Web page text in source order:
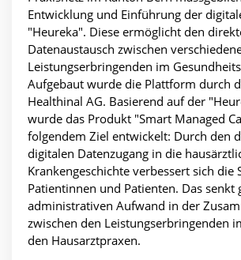
Entwicklung und Einführung der
"Heureka". Diese ermöglicht den
Datenaustausch zwischen
Leistungserbringenden im
Aufgebaut wurde die Plattform durch
Healthinal AG. Basierend auf der
wurde das Produkt "Smart Managed
folgendem Ziel entwickelt: Durch den
digitalen Datenzugang in die
Krankengeschichte verbessert sich die
Patientinnen und Patienten. Das senkt
administrativen Aufwand in der
zwischen den Leistungserbringenden
den Hausarztpraxen.